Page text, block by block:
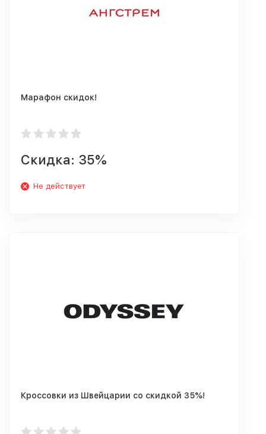
Марафон скидок!
Скидка: 35%
Не действует
Кроссовки из Швейцарии со скидкой 35%!